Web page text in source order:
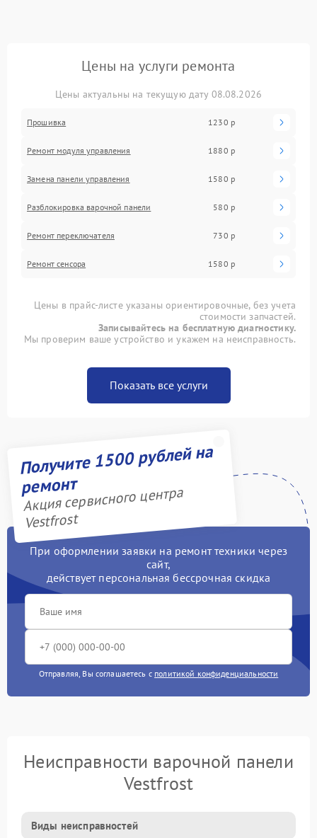
Цены на услуги ремонта
Цены актуальны на текущую дату 08.08.2026
Прошивка 1230 р
Ремонт модуля управления 1880 р
Замена панели управления 1580 р
Разблокировка варочной панели 580 р
Ремонт переключателя 730 р
Ремонт сенсора 1580 р
Цены в прайс-листе указаны ориентировочные, без учета
стоимости запчастей.
Записывайтесь на бесплатную диагностику.
Мы проверим ваше устройство и укажем на неисправность.
Показать все услуги
Получите 1500 рублей на
ремонт
Акция сервисного центра
Vestfrost
При оформлении заявки на ремонт техники через
сайт,
действует персональная бессрочная скидка
Отправляя, Вы соглашаетесь с политикой конфиденциальности
Неисправности варочной панели
Vestfrost
Виды неисправностей